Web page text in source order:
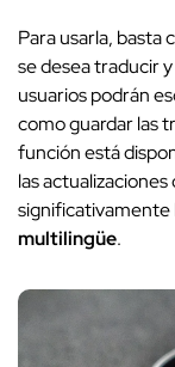
Para usarla, basta
se desea traducir
usuarios podrán
como guardar las
función está
las
significativamente
multilingüe.